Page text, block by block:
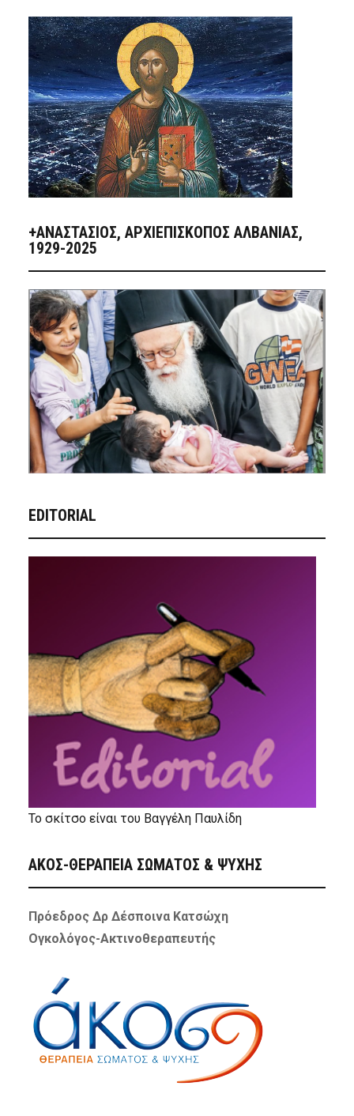
+ΑΝΑΣΤΆΣΙΟΣ, ΑΡΧΙΕΠΊΣΚΟΠΟΣ ΑΛΒΑΝΊΑΣ,
1929-2025
EDITORIAL
Το σκίτσο είναι του Βαγγέλη Παυλίδη
ΑΚΟΣ-ΘΕΡΑΠΕΙΑ ΣΩΜΑΤΟΣ & ΨΥΧΗΣ
Πρόεδρος Δρ Δέσποινα Κατσώχη
Ογκολόγος-Ακτινοθεραπευτής